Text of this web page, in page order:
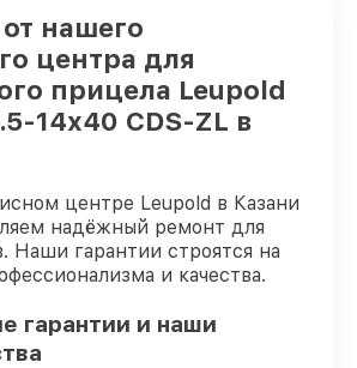
нашего
центра для
прицела Leupold
14x40 CDS-ZL в
центре Leupold в Казани
надёжный ремонт для
Наши гарантии строятся на
и качества.
гарантии и наши